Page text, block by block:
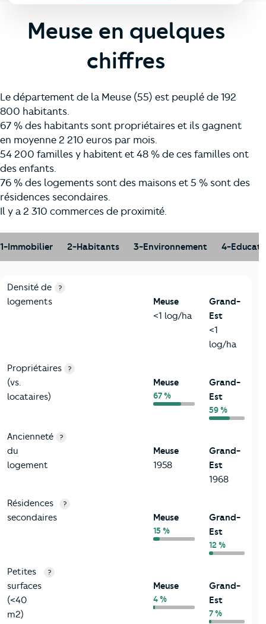
Meuse en quelques
chiffres
Le département de la Meuse (55) est peuplé de 192
800 habitants.
67 % des habitants sont propriétaires et ils gagnent
en moyenne 2 210 euros par mois.
54 200 familles y habitent et 48 % de ces familles ont
des enfants.
76 % des logements sont des maisons et 5 % sont des
résidences secondaires.
Il y a 2 310 commerces de proximité.
1-Immobilier 2-Habitants 3-Environnement 4-
1-Immobilier
Critères Meuse
Densité de
logements
?
Meuse
<1 log/ha
Grand-
Est
<1
log/ha
Propriétaires
(vs.
locataires)
?
Meuse
67 %
Grand-
Est
59 %
Ancienneté
du
logement
?
Meuse
1958
Grand-
Est
1968
Résidences
secondaires
?
Meuse
15 %
Grand-
Est
12 %
Petites
surfaces
(<40
m2)
?
Meuse
4 %
Grand-
Est
7 %